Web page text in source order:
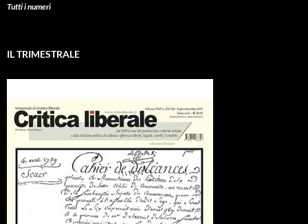
Tutti i numeri
IL TRIMESTRALE